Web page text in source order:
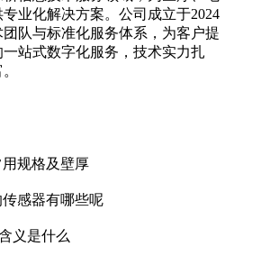
业化解决方案。公司成立于2024
队与标准化服务体系，为客户提
站式数字化服务，技术实力扎
规格及壁厚
感器有哪些呢
义是什么